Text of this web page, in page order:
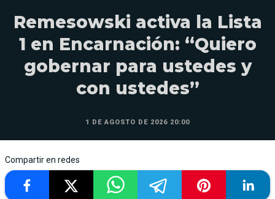
Remesowski activa la Lista
1 en Encarnación: “Quiero
gobernar para ustedes y
con ustedes”
1 DE AGOSTO DE 2026 20:00
Compartir en redes